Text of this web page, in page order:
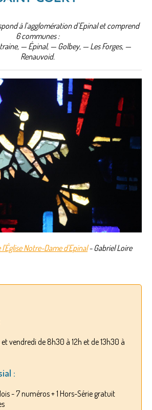
à l’agglomération d’Epinal et comprend
6 communes :
— Épinal, — Golbey, — Les Forges, —
Renauvoid.
l'Église Notre-Dame d'Epinal- Gabriel Loire
vendredi de 8h30 à 12h et de 13h30 à
:
- 7 numéros + 1 Hors-Série gratuit